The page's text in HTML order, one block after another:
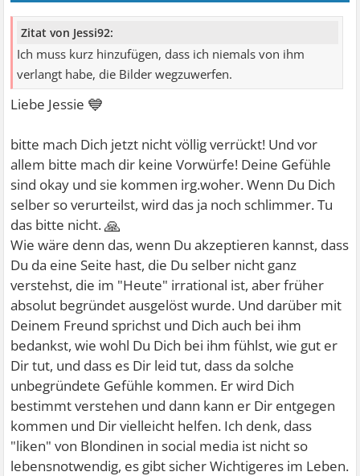
Zitat von Jessi92:
Ich muss kurz hinzufügen, dass ich niemals von ihm
verlangt habe, die Bilder wegzuwerfen.
Liebe Jessie 💙
bitte mach Dich jetzt nicht völlig verrückt! Und vor
allem bitte mach dir keine Vorwürfe! Deine Gefühle
sind okay und sie kommen irg.woher. Wenn Du Dich
selber so verurteilst, wird das ja noch schlimmer. Tu
das bitte nicht.🙏
Wie wäre denn das, wenn Du akzeptieren kannst, dass
Du da eine Seite hast, die Du selber nicht ganz
verstehst, die im "Heute" irrational ist, aber früher
absolut begründet ausgelöst wurde. Und darüber mit
Deinem Freund sprichst und Dich auch bei ihm
bedankst, wie wohl Du Dich bei ihm fühlst, wie gut er
Dir tut, und dass es Dir leid tut, dass da solche
unbegründete Gefühle kommen. Er wird Dich
bestimmt verstehen und dann kann er Dir entgegen
kommen und Dir vielleicht helfen. Ich denk, dass
"liken" von Blondinen in social media ist nicht so
lebensnotwendig, es gibt sicher Wichtigeres im Leben.